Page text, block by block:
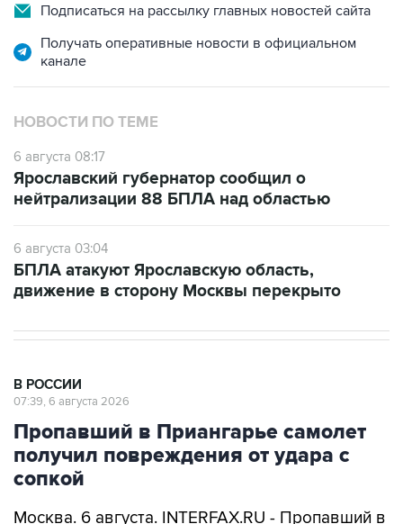
Подписаться на рассылку главных новостей сайта
Получать оперативные новости в официальном
канале
НОВОСТИ ПО ТЕМЕ
6 августа 08:17
Ярославский губернатор сообщил о
нейтрализации 88 БПЛА над областью
6 августа 03:04
БПЛА атакуют Ярославскую область,
движение в сторону Москвы перекрыто
В РОССИИ
07:39, 6 августа 2026
Пропавший в Приангарье самолет
получил повреждения от удара с
сопкой
Москва. 6 августа. INTERFAX.RU - Пропавший в